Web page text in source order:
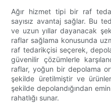
Ağır hizmet tipi bir raf
sayısız avantaj sağlar. Bu
ve uzun yıllar dayanacak
raflar sağlama konusunda
raf tedarikçisi seçerek,
güvenilir çözümlerle
raflar, yoğun bir depolama
şekilde üretilmiştir ve
şekilde depolandığından
rahatlığı sunar.